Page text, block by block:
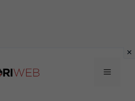
Menu